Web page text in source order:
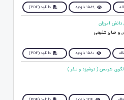
1589 بازدید دانلود (PDF)
و صابر شفیعی
1580 بازدید دانلود (PDF)